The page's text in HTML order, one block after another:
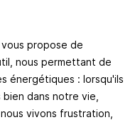
propose de
nous permettant de
énergétiques : lorsqu'ils
dans notre vie,
vivons frustration,